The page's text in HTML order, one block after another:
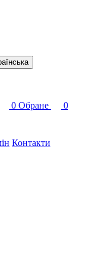
0 Обране
0
Контакти